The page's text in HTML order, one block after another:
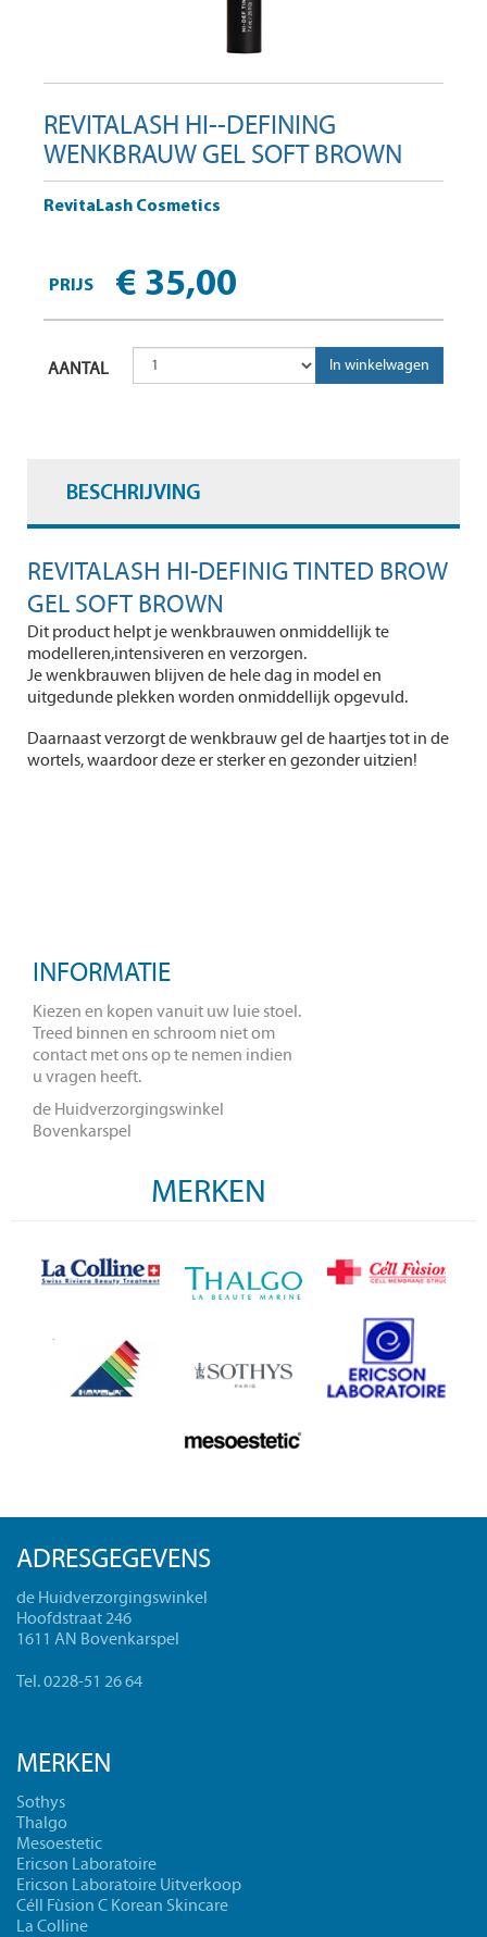
REVITALASH HI--DEFINING
WENKBRAUW GEL SOFT BROWN
RevitaLash Cosmetics
PRIJS € 35,00
AANTAL
BESCHRIJVING
REVITALASH HI-DEFINIG TINTED BROW
GEL SOFT BROWN
Dit product helpt je wenkbrauwen onmiddellijk te
modelleren,intensiveren en verzorgen.
Je wenkbrauwen blijven de hele dag in model en
uitgedunde plekken worden onmiddellijk opgevuld.
Daarnaast verzorgt de wenkbrauw gel de haartjes tot in de
wortels, waardoor deze er sterker en gezonder uitzien!
INFORMATIE
Kiezen en kopen vanuit uw luie stoel.
Treed binnen en schroom niet om
contact met ons op te nemen indien
u vragen heeft.
de Huidverzorgingswinkel
Bovenkarspel
MERKEN
ADRESGEGEVENS
de Huidverzorgingswinkel
Hoofdstraat 246
1611 AN Bovenkarspel
Tel. 0228-51 26 64
MERKEN
Sothys
Thalgo
Mesoestetic
Ericson Laboratoire
Ericson Laboratoire Uitverkoop
Céll Fùsion C Korean Skincare
La Colline